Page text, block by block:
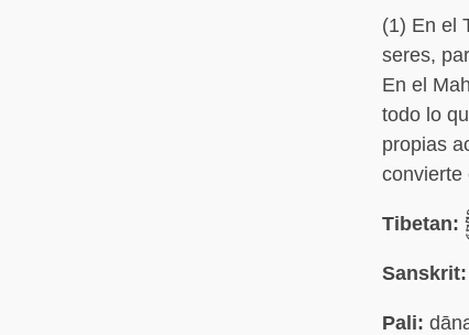
(1) En el
seres,
En el
todo lo
propias
convierte
Tibetan:
Sanskrit:
Pali: